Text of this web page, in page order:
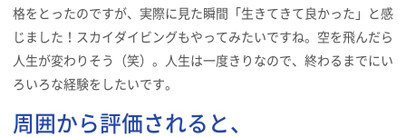
格をとったのですが、実際に見た瞬間「生きてきて良かった」と感
じました！スカイダイビングもやってみたいですね。空を飛んだら
人生が変わりそう（笑）。人生は一度きりなので、終わるまでにい
ろいろな経験をしたいです。
周囲から評価されると、